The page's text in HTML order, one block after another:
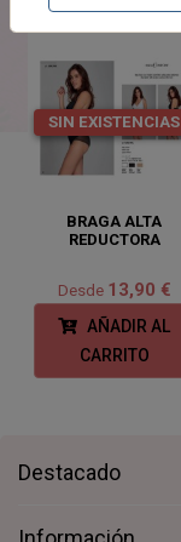
SIN EXISTENCIAS
BRAGA ALTA
REDUCTORA
Desde 13,90 €
AÑADIR AL
CARRITO
Destacado